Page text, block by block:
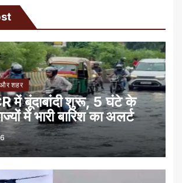
और शहर
में बूंदाबांदी शुरू, 5 घंटे के
में भारी बारिश का अलर्ट